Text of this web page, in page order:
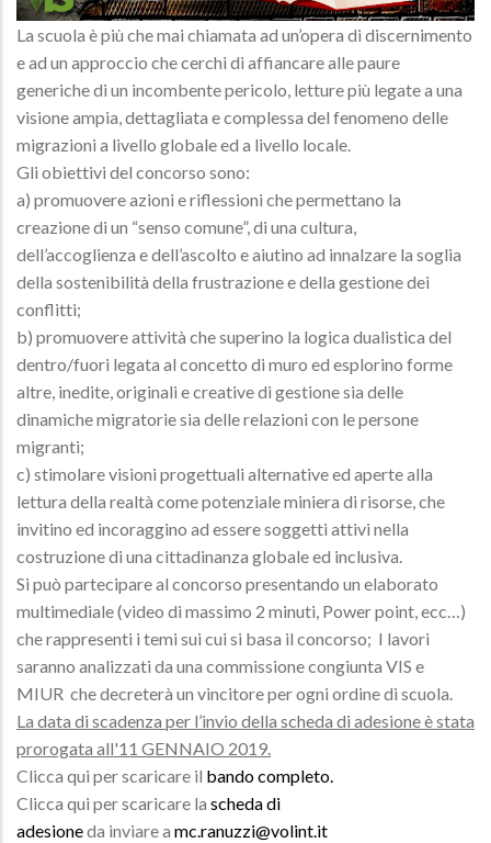
La scuola è più che mai chiamata ad un’opera di discernimento
e ad un approccio che cerchi di affiancare alle paure
generiche di un incombente pericolo, letture più legate a una
visione ampia, dettagliata e complessa del fenomeno delle
migrazioni a livello globale ed a livello locale.
Gli obiettivi del concorso sono:
a) promuovere azioni e riflessioni che permettano la
creazione di un “senso comune”, di una cultura,
dell’accoglienza e dell’ascolto e aiutino ad innalzare la soglia
della sostenibilità della frustrazione e della gestione dei
conflitti;
b) promuovere attività che superino la logica dualistica del
dentro/fuori legata al concetto di muro ed esplorino forme
altre, inedite, originali e creative di gestione sia delle
dinamiche migratorie sia delle relazioni con le persone
migranti;
c) stimolare visioni progettuali alternative ed aperte alla
lettura della realtà come potenziale miniera di risorse, che
invitino ed incoraggino ad essere soggetti attivi nella
costruzione di una cittadinanza globale ed inclusiva.
Si può partecipare al concorso presentando un elaborato
multimediale (video di massimo 2 minuti, Power point, ecc…)
che rappresenti i temi sui cui si basa il concorso; I lavori
saranno analizzati da una commissione congiunta VIS e
MIUR che decreterà un vincitore per ogni ordine di scuola.
La data di scadenza per l’invio della scheda di adesione è stata
prorogata all'11 GENNAIO 2019.
Clicca qui per scaricare il bando completo.
Clicca qui per scaricare la scheda di
adesioneda inviare a mc.ranuzzi@volint.it